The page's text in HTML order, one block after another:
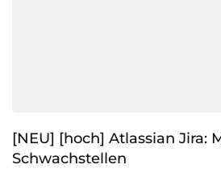
[NEU] [hoch] Atlassian Jira:
Schwachstellen